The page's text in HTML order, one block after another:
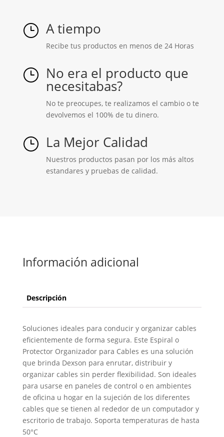
} A tiempo
Recibe tus productos en menos de 24 Horas
} No era el producto que
necesitabas?
No te preocupes, te realizamos el cambio o te
devolvemos el 100% de tu dinero.
} La Mejor Calidad
Nuestros productos pasan por los más altos
estandares y pruebas de calidad.
Información adicional
Descripción
Soluciones ideales para conducir y organizar cables
eficientemente de forma segura. Este Espiral o
Protector Organizador para Cables es una solución
que brinda Dexson para enrutar, distribuir y
organizar cables sin perder flexibilidad. Son ideales
para usarse en paneles de control o en ambientes
de oficina u hogar en la sujeción de los diferentes
cables que se tienen al rededor de un computador y
escritorio de trabajo. Soporta temperaturas de hasta
50°C